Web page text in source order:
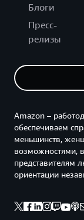
Блоги
Пресс-
релизы
Amazon –
обеспечиваем
меньшинств,
возможностями,
представителям
ориентации